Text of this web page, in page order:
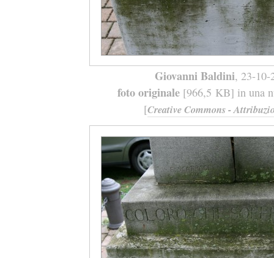
Giovanni Baldini, 23-10-
foto originale [966,5 KB] in una
[Creative Commons -